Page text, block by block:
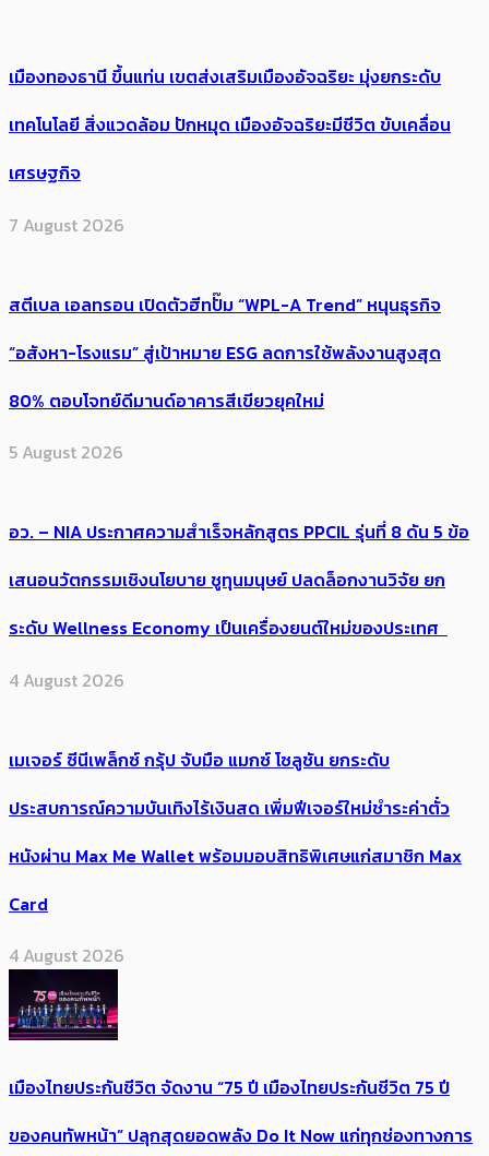
เมืองทองธานี ขึ้นแท่น เขตส่งเสริมเมืองอัจฉริยะ มุ่งยกระดับ
เทคโนโลยี สิ่งแวดล้อม ปักหมุด เมืองอัจฉริยะมีชีวิต ขับเคลื่อน
เศรษฐกิจ
7 August 2026
สตีเบล เอลทรอน เปิดตัวฮีทปั๊ม “WPL-A Trend” หนุนธุรกิจ
“อสังหา-โรงแรม” สู่เป้าหมาย ESG ลดการใช้พลังงานสูงสุด
80% ตอบโจทย์ดีมานด์อาคารสีเขียวยุคใหม่
5 August 2026
อว. – NIA ประกาศความสำเร็จหลักสูตร PPCIL รุ่นที่ 8 ดัน 5 ข้อ
เสนอนวัตกรรมเชิงนโยบาย ชูทุนมนุษย์ ปลดล็อกงานวิจัย ยก
ระดับ Wellness Economy เป็นเครื่องยนต์ใหม่ของประเทศ
4 August 2026
เมเจอร์ ซีนีเพล็กซ์ กรุ้ป จับมือ แมกซ์ โซลูชัน ยกระดับ
ประสบการณ์ความบันเทิงไร้เงินสด เพิ่มฟีเจอร์ใหม่ชำระค่าตั๋ว
หนังผ่าน Max Me Wallet พร้อมมอบสิทธิพิเศษแก่สมาชิก Max
Card
4 August 2026
เมืองไทยประกันชีวิต จัดงาน “75 ปี เมืองไทยประกันชีวิต 75 ปี
ของคนทัพหน้า” ปลุกสุดยอดพลัง Do It Now แก่ทุกช่องทางการ